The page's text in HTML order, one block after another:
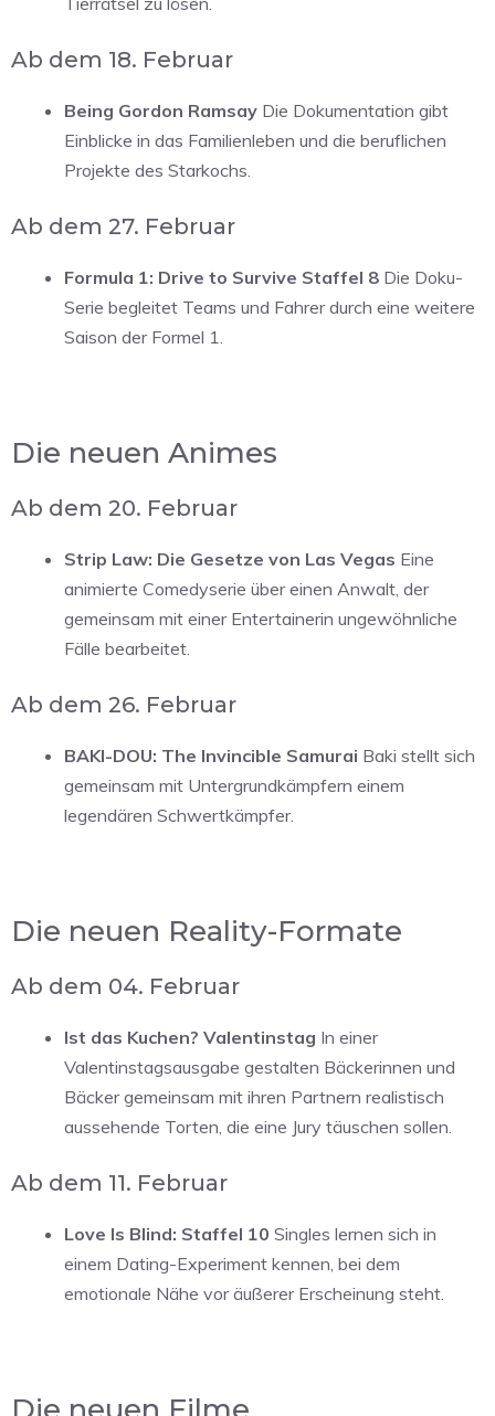
Ab dem 18. Februar
Being Gordon Ramsay Die Dokumentation gibt
Einblicke in das Familienleben und die beruflichen
Projekte des Starkochs.
Ab dem 27. Februar
Formula 1: Drive to Survive Staffel 8 Die Doku-
Serie begleitet Teams und Fahrer durch eine weitere
Saison der Formel 1.
Die neuen Animes
Ab dem 20. Februar
Strip Law: Die Gesetze von Las Vegas Eine
animierte Comedyserie über einen Anwalt, der
gemeinsam mit einer Entertainerin ungewöhnliche
Fälle bearbeitet.
Ab dem 26. Februar
BAKI-DOU: The Invincible Samurai Baki stellt sich
gemeinsam mit Untergrundkämpfern einem
legendären Schwertkämpfer.
Die neuen Reality-Formate
Ab dem 04. Februar
Ist das Kuchen? Valentinstag In einer
Valentinstagsausgabe gestalten Bäckerinnen und
Bäcker gemeinsam mit ihren Partnern realistisch
aussehende Torten, die eine Jury täuschen sollen.
Ab dem 11. Februar
Love Is Blind: Staffel 10 Singles lernen sich in
einem Dating-Experiment kennen, bei dem
emotionale Nähe vor äußerer Erscheinung steht.